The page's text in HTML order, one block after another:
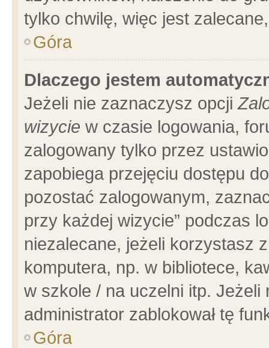
tylko chwilę, więc jest
Góra
Dlaczego jestem
Jeżeli nie zaznaczysz opcji
wizycie w czasie logowania,
zalogowany tylko przez
zapobiega przejęciu dostępu
pozostać zalogowanym,
przy każdej wizycie” podczas
niezalecane, jeżeli korzystasz
komputera, np. w bibliotece,
w szkole / na uczelni itp.
administrator zablokował tę
Góra